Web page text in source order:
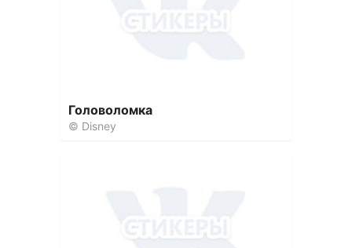
Головоломка
© Disney